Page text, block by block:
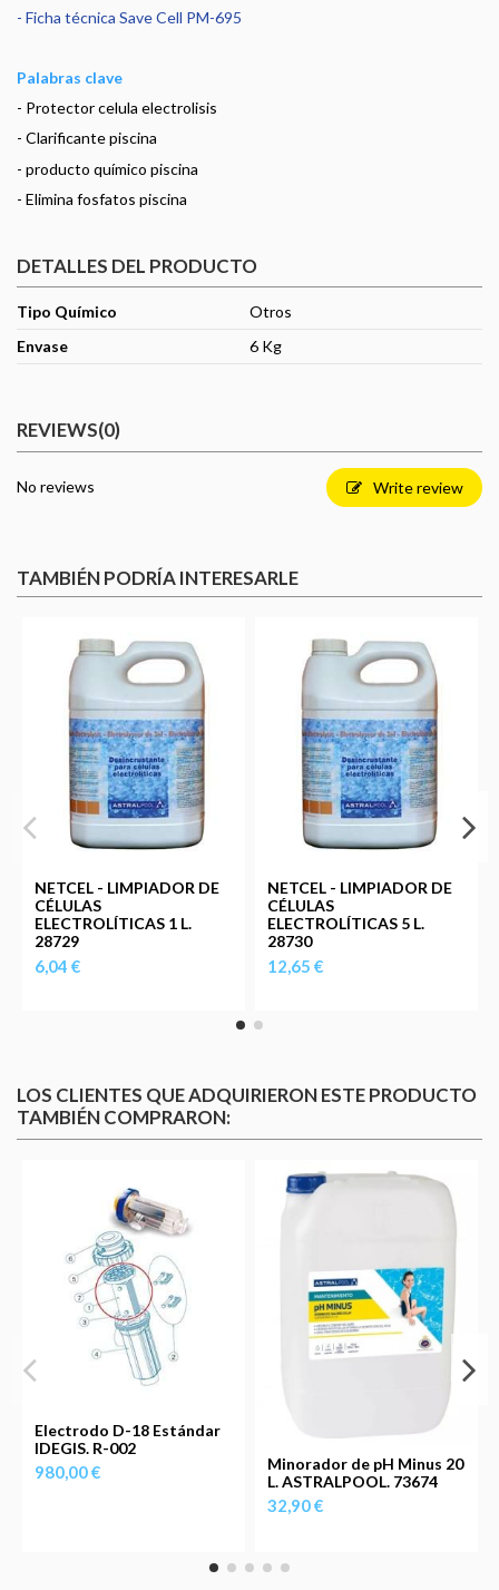
- Ficha técnica Save Cell PM-695
Palabras clave
- Protector celula electrolisis
- Clarificante piscina
- producto químico piscina
- Elimina fosfatos piscina
DETALLES DEL PRODUCTO
Tipo Químico
Otros
Envase
6 Kg
REVIEWS(0)
No reviews Write review
TAMBIÉN PODRÍA INTERESARLE
NETCEL - LIMPIADOR DE
CÉLULAS
ELECTROLÍTICAS 1 L.
28729
6,04 €
NETCEL - LIMPIADOR DE
CÉLULAS
ELECTROLÍTICAS 5 L.
28730
12,65 €
LOS CLIENTES QUE ADQUIRIERON ESTE PRODUCTO
TAMBIÉN COMPRARON:
Electrodo D-18 Estándar
IDEGIS. R-002
980,00 €
Minorador de pH Minus 20
L. ASTRALPOOL. 73674
32,90 €